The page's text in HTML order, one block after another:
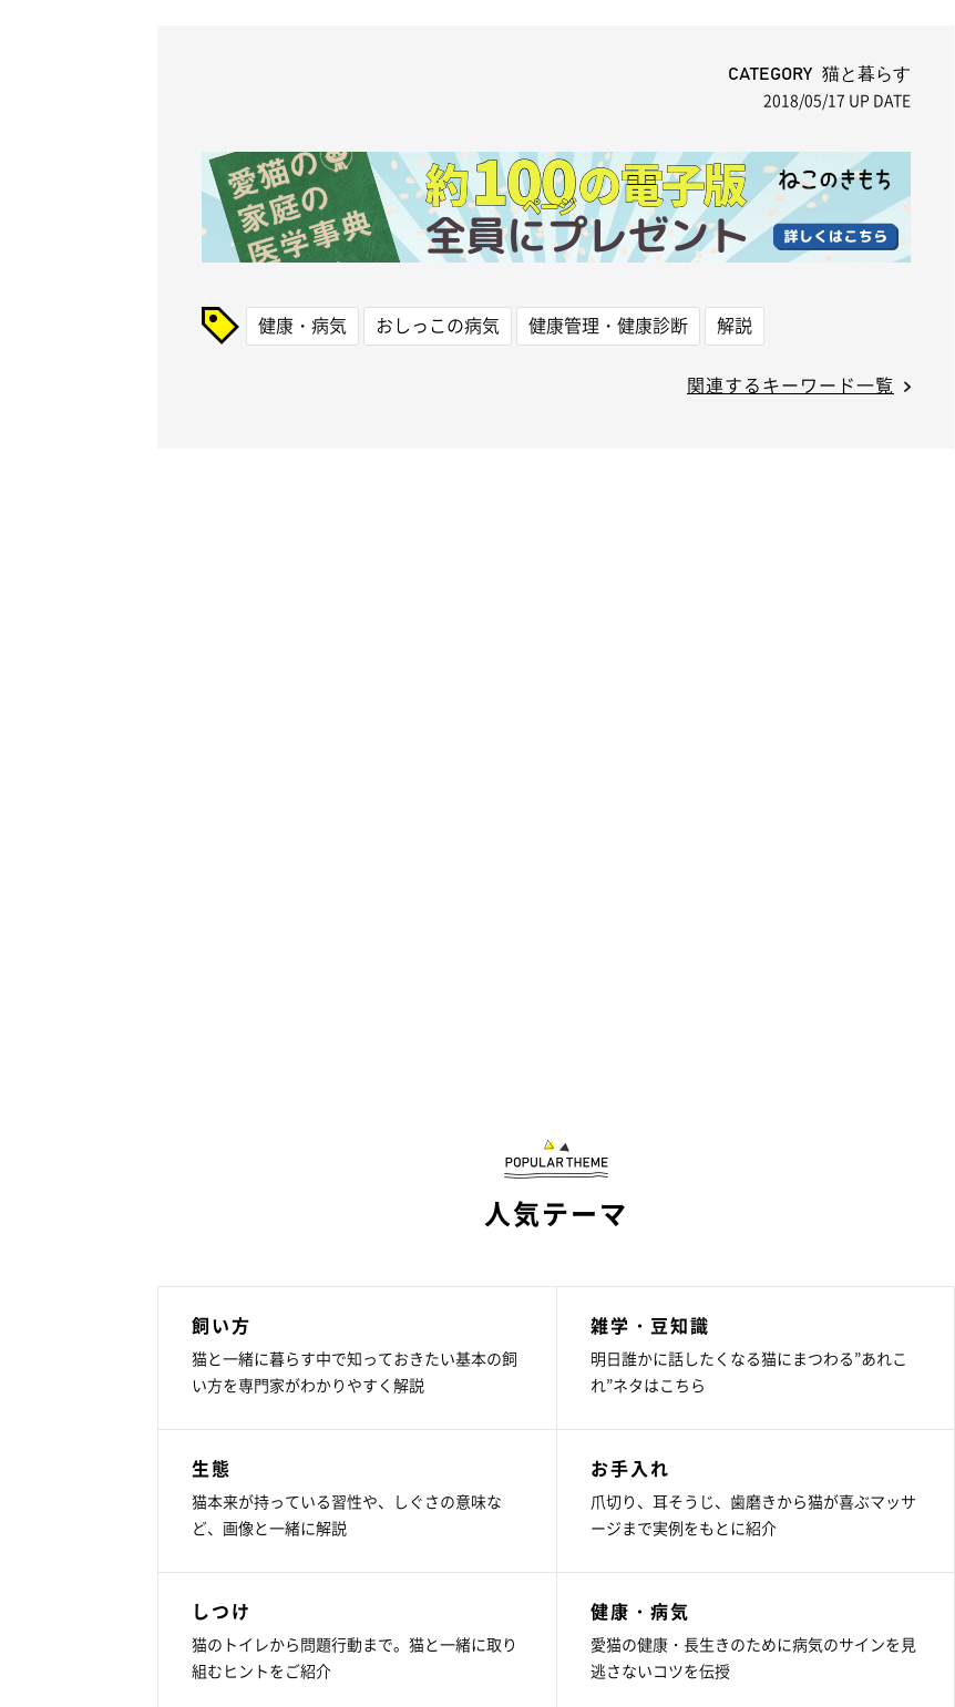
CATEGORY 猫と暮らす
2018/05/17 UP DATE
健康・病気 おしっこの病気 健康管理・健康診断 解説
関連するキーワード一覧
人気テーマ
飼い方
猫と一緒に暮らす中で知っておきたい基本の飼
い方を専門家がわかりやすく解説
雑学・豆知識
明日誰かに話したくなる猫にまつわる”あれこ
れ”ネタはこちら
生態
猫本来が持っている習性や、しぐさの意味な
ど、画像と一緒に解説
お手入れ
爪切り、耳そうじ、歯磨きから猫が喜ぶマッサ
ージまで実例をもとに紹介
しつけ
猫のトイレから問題行動まで。猫と一緒に取り
組むヒントをご紹介
健康・病気
愛猫の健康・長生きのために病気のサインを見
逃さないコツを伝授